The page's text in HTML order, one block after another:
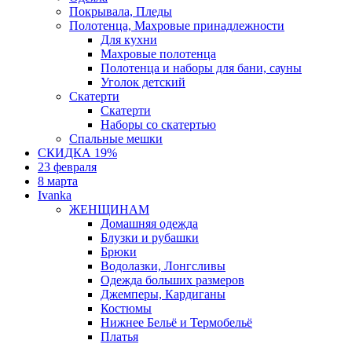
Покрывала, Пледы
Полотенца, Махровые принадлежности
Для кухни
Махровые полотенца
Полотенца и наборы для бани, сауны
Уголок детский
Скатерти
Скатерти
Наборы со скатертью
Спальные мешки
СКИДКА 19%
23 февраля
8 марта
Ivanka
ЖЕНЩИНАМ
Домашняя одежда
Блузки и рубашки
Брюки
Водолазки, Лонгсливы
Одежда больших размеров
Джемперы, Кардиганы
Костюмы
Нижнее Бельё и Термобельё
Платья